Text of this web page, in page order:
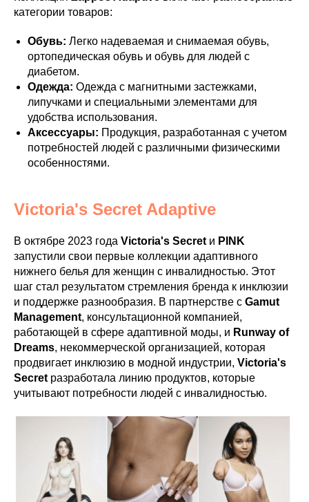
категории товаров:
Обувь: Легко надеваемая и снимаемая обувь,
ортопедическая обувь и обувь для людей с
диабетом.
Одежда: Одежда с магнитными застежками,
липучками и специальными элементами для
удобства использования.
Аксессуары: Продукция, разработанная с учетом
потребностей людей с различными физическими
особенностями.
Victoria's Secret Adaptive
В октябре 2023 года Victoria's Secret и PINK
запустили свои первые коллекции адаптивного
нижнего белья для женщин с инвалидностью. Этот
шаг стал результатом стремления бренда к инклюзии
и поддержке разнообразия. В партнерстве с Gamut
Management, консультационной компанией,
работающей в сфере адаптивной моды, и Runway of
Dreams, некоммерческой организацией, которая
продвигает инклюзию в модной индустрии, Victoria's
Secret разработала линию продуктов, которые
учитывают потребности людей с инвалидностью.